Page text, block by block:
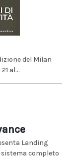
del Milan
al...
Landing
sistema completo